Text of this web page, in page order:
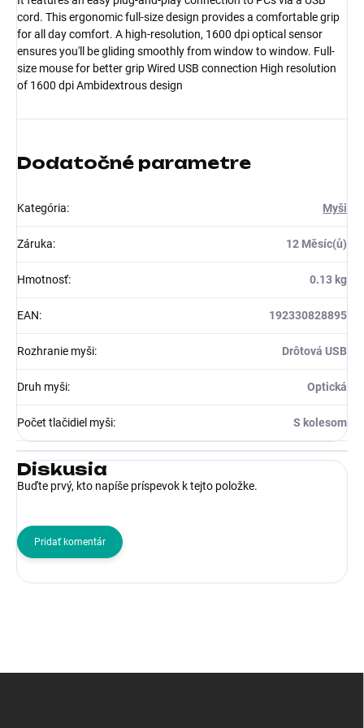
cord. This ergonomic full-size design provides a comfortable grip
for all day comfort. A high-resolution, 1600 dpi optical sensor
ensures you'll be gliding smoothly from window to window. Full-
size mouse for better grip Wired USB connection High resolution
of 1600 dpi Ambidextrous design
Dodatočné parametre
Kategória: Myši
Záruka: 12 Měsíc(ů)
Hmotnosť: 0.13 kg
EAN: 192330828895
Rozhranie myši: Drôtová USB
Druh myši: Optická
Počet tlačidiel myši: S kolesom
Diskusia
Buďte prvý, kto napíše príspevok k tejto položke.
Pridať komentár